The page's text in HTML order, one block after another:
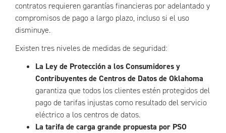
contratos requieren garantías financieras por adelantado y
compromisos de pago a largo plazo, incluso si el uso
disminuye.
Existen tres niveles de medidas de seguridad:
La Ley de Protección a los Consumidores y
Contribuyentes de Centros de Datos de Oklahoma
garantiza que todos los clientes estén protegidos del
pago de tarifas injustas como resultado del servicio
eléctrico a los centros de datos.
La tarifa de carga grande propuesta por PSO